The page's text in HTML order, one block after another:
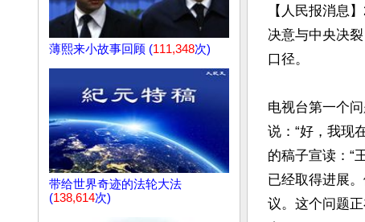
薄熙来小故事回顾 (111,348次)
带给世界奇迹的法轮大法
(138,614次)
【人民报消息
决意与中央决
口径。
电视台第一个
说：“好，我现
的稿子宣读：“
已经取得进展
议。这个问题